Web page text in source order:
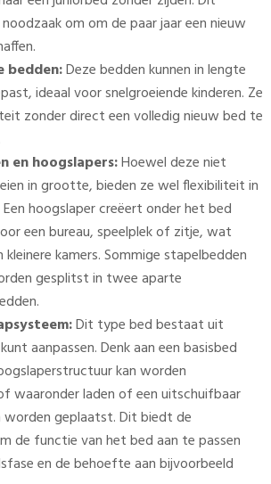
om om de paar jaar een nieuw
bedden:Deze bedden kunnen in lengte
ideaal voor snelgroeiende kinderen. Ze
zonder direct een volledig nieuw bed te
en hoogslapers:Hoewel deze niet
in grootte, bieden ze wel flexibiliteit in
hoogslaper creëert onder het bed
een bureau, speelplek of zitje, wat
kamers. Sommige stapelbedden
gesplitst in twee aparte
Dit type bed bestaat uit
aanpassen. Denk aan een basisbed
kan worden
waaronder laden of een uitschuifbaar
worden geplaatst. Dit biedt de
de functie van het bed aan te passen
en de behoefte aan bijvoorbeeld